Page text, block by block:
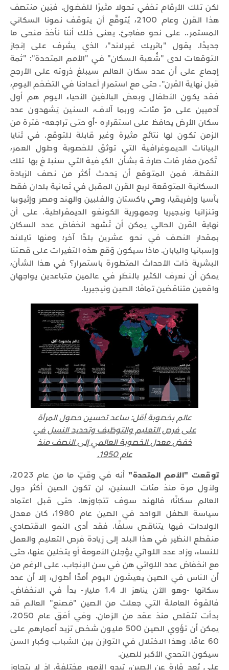
لكن تلك الأرقام تخفي تحولا مثيرًا للفضول. فبَين منتصف
هذا القرن وعام 2100، يُتوقَّع أن يتوقف نمونا السكاني
المستمر.. على نحو مفاجئ. يعنى ذلك أننا نأخذ منحى ما
جديدًا. يقول "باتريك غيرلاند"، الذي يشرف على إنجاز
التوقعات لدى "شُعبة السكان" في "الأمم المتحدة": "ثمة
إجماع على أن عدد سكان العالم سيبلغ ذروته على الأرجح
قبل نهاية القرن". حتى مع استمرار أعدادنا في التضخم اليوم،
فقد يكون الأطفال وبعض البالغين الأحياء اليوم هم أول
آدميين على مرّ مئات، وربما آلاف، السنين يَشهدون عدد
سكان الأرض يحافظ على استقراره -أو حتى تراجعه- فترة من
الزمن تكون لها نتائج مثيرة وغير قابلة للتوقع. في ثنايا
البيانات الديموغرافية التي توثق للخصوبة وطول العمر،
تَكمن مفارقات صارخة بشأن الكيفية التي سنبلغ بها تلك
النقطة. فمن المتوقع أن يَحدث أكثر من نصف الزيادة
السكانية المتوقعة لربع القرن المقبل في ثمانية بلدان فقط
بآسيا وإفريقيا، وهي باكستان والفلبين والهند ومصر وإثيوبيا
وتنزانيا ونيجيريا وجمهورية الكونغو الديمقراطية. على أن
نهاية القرن الحالي يمكن أن تَشهد انخفاض عدد السكان
بمقدار النصف في نحو عشرين بلدًا آخر؛ ومنها تايلاند
وإسبانيا واليابان. ماذا سيكون وَقع هذه التغيرات على قصتنا
البشرية ذات الأحداث المتطورة باستمرار؟ في هذا الشأن،
يمكن أن نعرف الكثير بالنظر في عالمين متباعدين يواجهان
واقعين متناقضين تمامًا: الصين ونيجيريا.
عالم بخصوبة أقل: ساعد تحسين حصول المرأة
على فرص التعليم والتوظيف وتحديد النسل في
خفض معدل الخصوبة العالمي إلى النصف منذ
عام 1950.
توقعت "الأمم المتحدة"
أنه في وقتٍ ما من عام 2023،
ولأول مرة منذ مئات السنين، لن تكون الصين أكثر دول
العالم سكانًا؛ فالهند سوف تتجاوزها. حتى قبل اعتماد
سياسة الطفل الواحد في الصين عام 1980، كان معدل
الولادات فيها يتناقص سلفًا. فقد أدى النمو الاقتصادي
منقطع النظير في هذا البلد إلى زيادة فرص التعليم والعمل
للنساء، وزاد عدد اللواتي يؤجلن الأمومة أو يتخلين عنها، حتى
مع انخفاض عدد اللواتي هن في سن الإنجاب. على الرغم من
أن الناس في الصين يعيشون اليوم أمدًا أطول، إلا أن عدد
سكانها -وهو الآن يناهز الـ 1.4 مليار- بدأ في الانخفاض.
فالقوة العاملة التي جعلت من الصين "مَصنع" العالم قد
بدأت تتقلص منذ عقد من الزمان. وفي أفق عام 2050،
يمكن أن تؤوي الصين 500 مليون شخص تزيد أعمارهم على
60 عامًا. وهذا الاختلال في التوازن بين الشباب وكبار السن
سيكون التحدي الأكبر للصين.
على بُعد قارة عن الصين، تبدو الأمور مختلفة. إذ لا يتجاوز